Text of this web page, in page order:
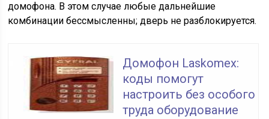
домофона. В этом случае любые дальнейшие
комбинации бессмысленны; дверь не разблокируется.
Домофон Laskomex:
коды помогут
настроить без особого
труда оборудование